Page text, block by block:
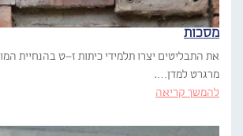
מסכות
את התבליטים יצרו תלמידי כיתות ז–ט בהנחיית
מרגרט למדן….
להמשך קריאה